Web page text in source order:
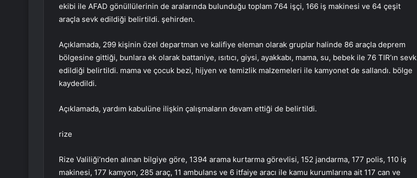
ekibi ile AFAD gönüllülerinin de aralarında bulunduğu toplam 764 işçi, 166 iş makinesi ve 64 çeşit
araçla sevk edildiği belirtildi. şehirden.
Açıklamada, 299 kişinin özel departman ve kalifiye eleman olarak gruplar halinde 86 araçla deprem
bölgesine gittiği, bunlara ek olarak battaniye, ısıtıcı, giysi, ayakkabı, mama, su, bebek ile 76 TIR’ın sevk
edildiği belirtildi. mama ve çocuk bezi, hijyen ve temizlik malzemeleri ile kamyonet de sallandı. bölge
kaydedildi.
Açıklamada, yardım kabulüne ilişkin çalışmaların devam ettiği de belirtildi.
rize
Rize Valiliği’nden alınan bilgiye göre, 1394 arama kurtarma görevlisi, 152 jandarma, 177 polis, 110 iş
makinesi, 177 kamyon, 285 araç, 11 ambulans ve 6 itfaiye aracı ile kamu kurumlarına ait 117 can ve